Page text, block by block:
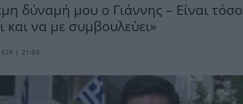
δύναμή μου ο Γιάννης – Είναι τόσο
να με συμβουλεύει»
| 21:00